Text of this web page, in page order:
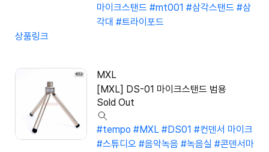
마이크스탠드 #mt001 #삼각스탠드 #삼
각대 #트라이포드
상품링크
MXL
[MXL] DS-01 마이크스탠드 범용
Sold Out
#tempo #MXL #DS01 #컨덴서 마이크
#스튜디오 #음악녹음 #녹음실 #콘덴서마